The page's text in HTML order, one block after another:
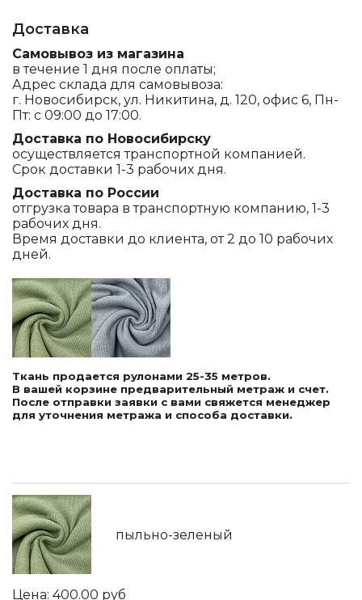
Доставка
Самовывоз из магазина
в течение 1 дня после оплаты;
Адрес склада для самовывоза:
г. Новосибирск, ул. Никитина, д. 120, офис 6, Пн-
Пт: с 09:00 до 17:00.
Доставка по Новосибирску
осуществляется транспортной компанией.
Срок доставки 1-3 рабочих дня.
Доставка по России
отгрузка товара в транспортную компанию, 1-3
рабочих дня.
Время доставки до клиента, от 2 до 10 рабочих
дней.
Ткань продается рулонами 25-35 метров.
В вашей корзине предварительный метраж и счет.
После отправки заявки с вами свяжется менеджер
для уточнения метража и способа доставки.
пыльно-зеленый
400.00 руб